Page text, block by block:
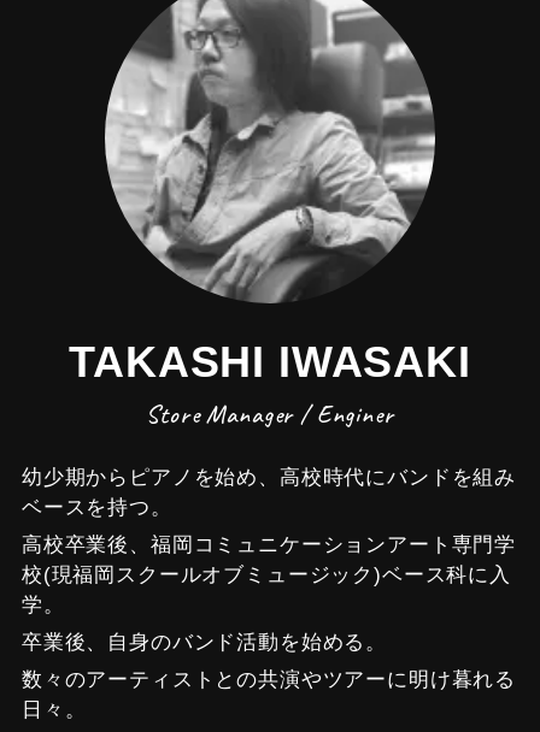
TAKASHI IWASAKI
Store Manager / Enginer
幼少期からピアノを始め、高校時代にバンドを組み
ベースを持つ。
高校卒業後、福岡コミュニケーションアート専門学
校(現福岡スクールオブミュージック)ベース科に入
学。
卒業後、自身のバンド活動を始める。
数々のアーティストとの共演やツアーに明け暮れる
日々。